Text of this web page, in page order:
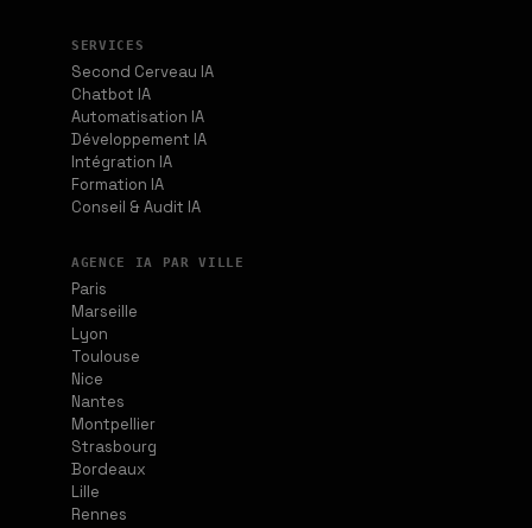
SERVICES
Second Cerveau IA
Chatbot IA
Automatisation IA
Développement IA
Intégration IA
Formation IA
Conseil & Audit IA
AGENCE IA PAR VILLE
Paris
Marseille
Lyon
Toulouse
Nice
Nantes
Montpellier
Strasbourg
Bordeaux
Lille
Rennes